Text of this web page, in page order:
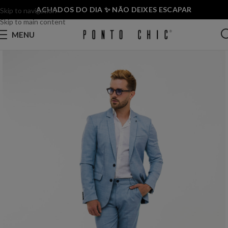
Skip to navigation
Skip to main content
ACHADOS DO DIA ✨ NÃO DEIXES ESCAPAR
MENU